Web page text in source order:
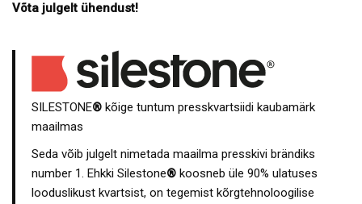
Võta julgelt ühendust!
SILESTONE® kõige tuntum presskvartsiidi kaubamärk
maailmas
Seda võib julgelt nimetada maailma presskivi brändiks
number 1. Ehkki Silestone® koosneb üle 90% ulatuses
looduslikust kvartsist, on tegemist kõrgtehnoloogilise